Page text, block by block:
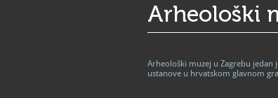
Arheološki
Arheološki muzej u Zagrebu jedan
ustanove u hrvatskom glavnom